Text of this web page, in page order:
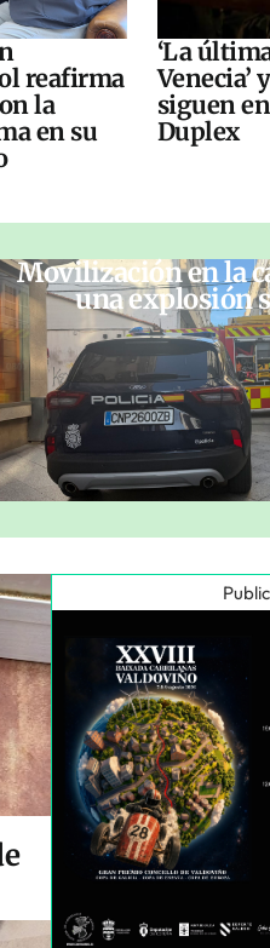
reafirma
la
en su
‘La
Venecia’
siguen
Duplex
Movilización en la
una explosión